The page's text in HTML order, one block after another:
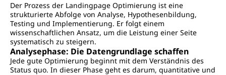
Der Prozess der Landingpage Optimierung ist eine
strukturierte Abfolge von Analyse, Hypothesenbildung,
Testing und Implementierung. Er folgt einem
wissenschaftlichen Ansatz, um die Leistung einer Seite
systematisch zu steigern.
Analysephase: Die Datengrundlage schaffen
Jede gute Optimierung beginnt mit dem Verständnis des
Status quo. In dieser Phase geht es darum, quantitative und